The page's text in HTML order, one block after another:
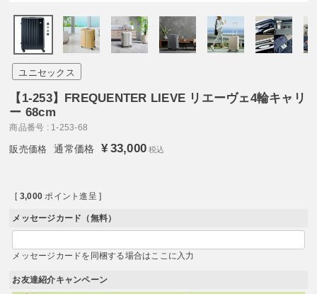
ユニセックス
【1-253】FREQUENTER LIEVE リエーヴェ4輪キャリ
ー 68cm
商品番号 1-253-68
通常価格 ¥33,000 税込
[ 3,000 ポイント進呈 ]
メッセージカード（無料）
メッセージカードを同梱する場合はここに入力
お友達紹介キャンペーン